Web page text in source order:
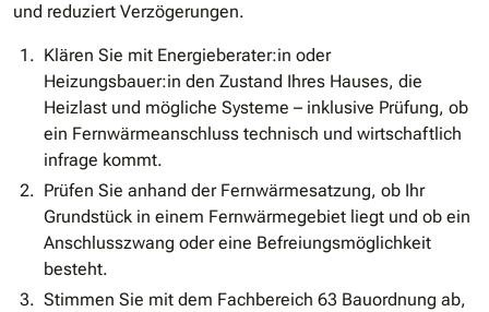
und reduziert Verzögerungen.
Klären Sie mit Energieberater:in oder
Heizungsbauer:in den Zustand Ihres Hauses, die
Heizlast und mögliche Systeme – inklusive Prüfung, ob
ein Fernwärmeanschluss technisch und wirtschaftlich
infrage kommt.
Prüfen Sie anhand der Fernwärmesatzung, ob Ihr
Grundstück in einem Fernwärmegebiet liegt und ob ein
Anschlusszwang oder eine Befreiungsmöglichkeit
besteht.
Stimmen Sie mit dem Fachbereich 63 Bauordnung ab,